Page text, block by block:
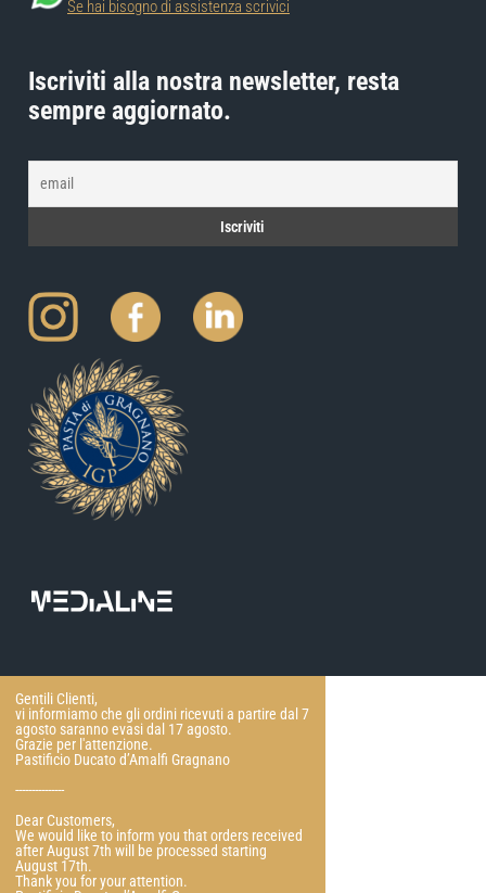
Se hai bisogno di assistenza scrivici
Iscriviti alla nostra newsletter, resta
sempre aggiornato.
Gentili Clienti,
vi informiamo che gli ordini ricevuti a partire dal 7
agosto saranno evasi dal 17 agosto.
Grazie per l'attenzione.
Pastificio Ducato d’Amalfi Gragnano
---------------
Dear Customers,
We would like to inform you that orders received
after August 7th will be processed starting
August 17th.
Thank you for your attention.